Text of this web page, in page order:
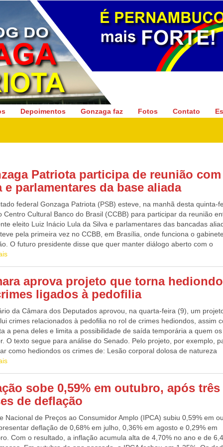
Gonzaga Patriota
Depoimentos Gonzaga faz Fotos Contato
Patriota participa de reunião com
e parlamentares da base aliada
federal Gonzaga Patriota (PSB) esteve, na manhã desta quinta-
Centro Cultural Banco do Brasil (CCBB) para participar da reunião
eleito Luiz Inácio Lula da Silva e parlamentares das bancadas
pela primeira vez no CCBB, em Brasília, onde funciona o
O futuro presidente disse que quer manter diálogo aberto com o
Nacional e com todos os partidos políticos. Gonzaga Patriota foi
por ano. Elaborou o atual CTB – Código de Trânsito
no mesmo, educação de trânsito e dispositivos que punem com
mais de 100 milhões de veículos, poderiam está morrendo no
700 mil pessoas por ano. Em 2021, morreram 42 mil pessoas,
exigências do CTB, disse Gonzaga Patriota. Gonzaga Patriota está
a equipe de transição do governo Lula, na área de trânsito, sem
Comissão. Além dos partidos da coligação petista (PSB, PCdoB, PV,
Solidariedade, Avante e Agir), foram chamados integrantes do
que participam do conselho político da transição. Também
o vice-presidente eleito, Geraldo Alckmin, e a cúpula do gabinete de
liderado pelos ex-ministros Gleisi Hoffmann e Aloizio Mercadante.
aprova projeto que torna
ligados à pedofilia
da Câmara dos Deputados aprovou, na quarta-feira (9), um
crimes relacionados à pedofilia no rol de crimes hediondos, assim
a pena deles e limita a possibilidade de saída temporária a quem os
O texto segue para análise do Senado. Pelo projeto, por exemplo,
como hediondos os crimes de: Lesão corporal dolosa de natureza
e lesão corporal seguida de morte quando praticadas contra
sexual de criança, ou adolescente ou de vulnerável;Divulgação de
ou de cena de estupro de vulnerável, de cena de sexo ou de
de sexo explícito ou pornográfica, envolvendo criança ou
criança ou adolescente à prostituição, ou à exploração
a participação de menores de idade em cena de sexo
sobe 0,59% em outubro, após três
de deflação
Nacional de Preços ao Consumidor Amplo (IPCA) subiu 0,59% em
deflação de 0,68% em julho, 0,36% em agosto e 0,29% em
Com o resultado, a inflação acumula alta de 4,70% no ano e de